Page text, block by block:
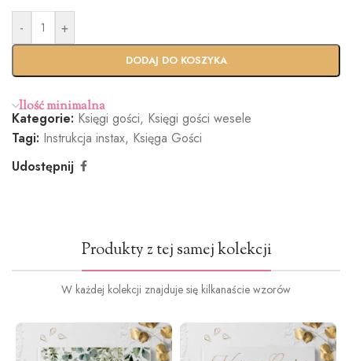
- +
DODAJ DO KOSZYKA
Ilość minimalna
Kategorie: Księgi gości, Księgi gości wesele
Tagi: Instrukcja instax, Księga Gości
Udostępnij
Produkty z tej samej kolekcji
W każdej kolekcji znajduje się kilkanaście wzorów